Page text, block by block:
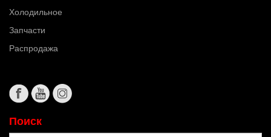
Холодильное
Запчасти
Распродажа
Поиск